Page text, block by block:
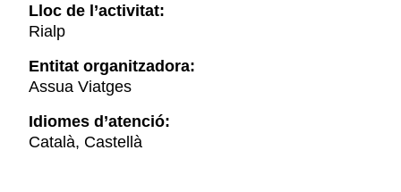
Lloc de l’activitat:
Rialp
Entitat organitzadora:
Assua Viatges
Idiomes d’atenció:
Català, Castellà